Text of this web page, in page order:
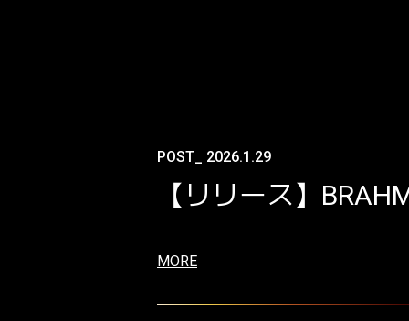
POST_ 2026.1.29
【リリース】
MORE